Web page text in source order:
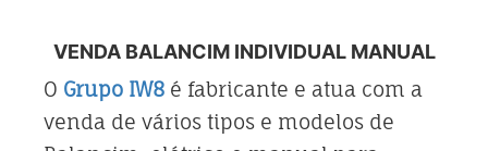
VENDA BALANCIM INDIVIDUAL MANUAL
O Grupo IW8 é fabricante e atua com a
venda de vários tipos e modelos de